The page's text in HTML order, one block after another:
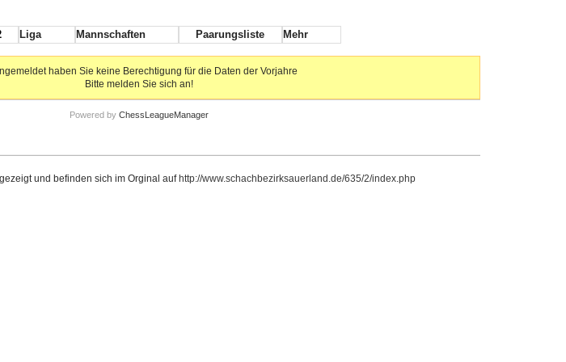
Liga Mannschaften Paarungsliste Mehr
haben Sie keine Berechtigung für die Daten der Vorjahre
Bitte melden Sie sich an!
Powered by ChessLeagueManager
und befinden sich im Orginal auf http://www.schachbezirksauerland.de/635/2/index.php